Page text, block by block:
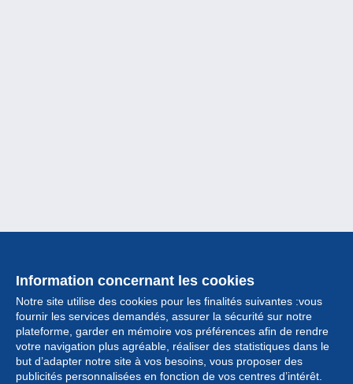
Information concernant les cookies
Notre site utilise des cookies pour les finalités suivantes :vous
fournir les services demandés, assurer la sécurité sur notre
plateforme, garder en mémoire vos préférences afin de rendre
votre navigation plus agréable, réaliser des statistiques dans le
but d’adapter notre site à vos besoins, vous proposer des
publicités personnalisées en fonction de vos centres d’intérêt.
Collection